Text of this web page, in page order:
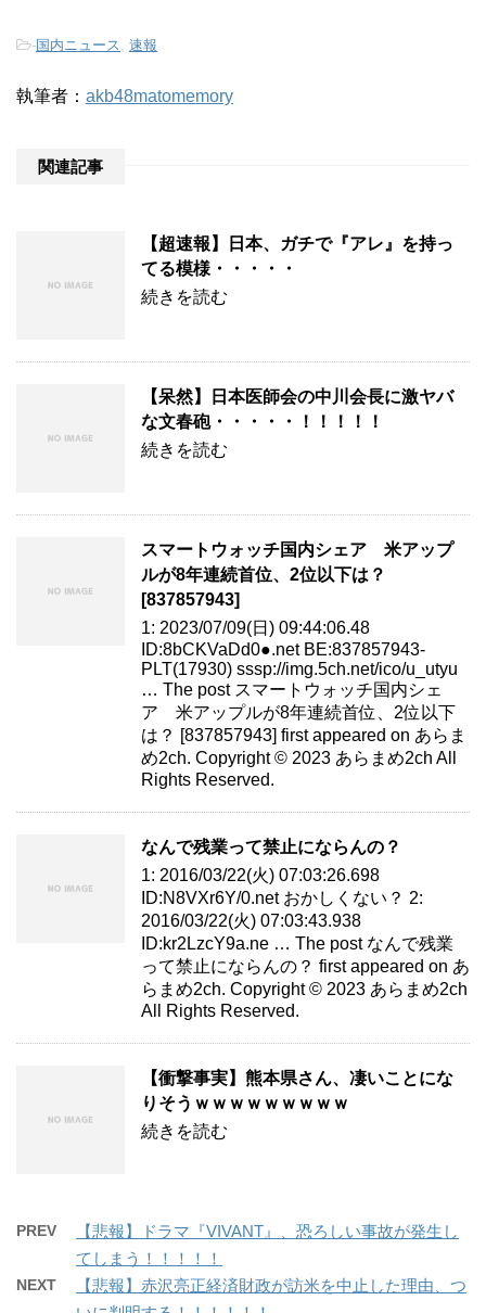
-国内ニュース, 速報
執筆者： akb48matomemory
関連記事
【超速報】日本、ガチで『アレ』を持っ
てる模様・・・・・
続きを読む
【呆然】日本医師会の中川会長に激ヤバ
な文春砲・・・・・！！！！！
続きを読む
スマートウォッチ国内シェア 米アップ
ルが8年連続首位、2位以下は？
[837857943]
1: 2023/07/09(日) 09:44:06.48
ID:8bCKVaDd0●.net BE:837857943-
PLT(17930) sssp://img.5ch.net/ico/u_utyu
… The post スマートウォッチ国内シェ
ア 米アップルが8年連続首位、2位以下
は？ [837857943] first appeared on あらま
め2ch. Copyright © 2023 あらまめ2ch All
Rights Reserved.
なんで残業って禁止にならんの？
1: 2016/03/22(火) 07:03:26.698
ID:N8VXr6Y/0.net おかしくない？ 2:
2016/03/22(火) 07:03:43.938
ID:kr2LzcY9a.ne … The post なんで残業
って禁止にならんの？ first appeared on あ
らまめ2ch. Copyright © 2023 あらまめ2ch
All Rights Reserved.
【衝撃事実】熊本県さん、凄いことにな
りそうｗｗｗｗｗｗｗｗｗ
続きを読む
PREV
【悲報】ドラマ『VIVANT』、恐ろしい事故が発生し
てしまう！！！！！
NEXT
【悲報】赤沢亮正経済財政が訪米を中止した理由、つ